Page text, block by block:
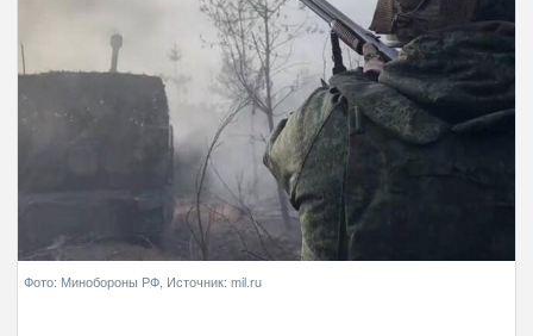
Фото: Минобороны РФ, Источник: mil.ru